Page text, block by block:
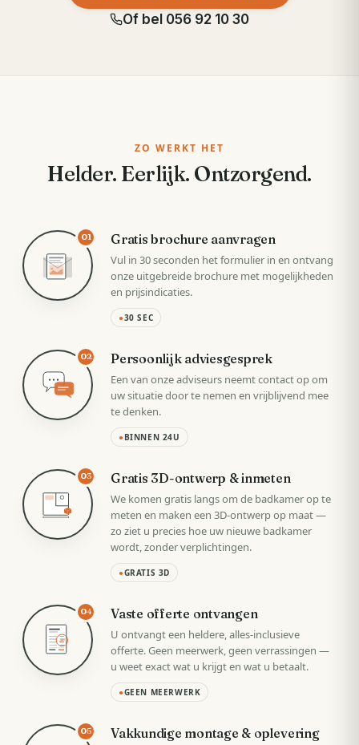
Of bel 056 92 10 30
ZO WERKT HET
Helder. Eerlijk. Ontzorgend.
01 Gratis brochure aanvragen
Vul in 30 seconden het formulier in en ontvang
onze uitgebreide brochure met mogelijkheden
en prijsindicaties.
●30 SEC
02 Persoonlijk adviesgesprek
Een van onze adviseurs neemt contact op om
uw situatie door te nemen en vrijblijvend mee
te denken.
● BINNEN 24U
03 Gratis 3D-ontwerp & inmeten
We komen gratis langs om de badkamer op te
meten en maken een 3D-ontwerp op maat —
zo ziet u precies hoe uw nieuwe badkamer
wordt, zonder verplichtingen.
●GRATIS 3D
VAST
04 Vaste offerte ontvangen
U ontvangt een heldere, alles-inclusieve
offerte. Geen meerwerk, geen verrassingen —
u weet exact wat u krijgt en wat u betaalt.
●GEEN MEERWERK
05 Vakkundige montage & oplevering